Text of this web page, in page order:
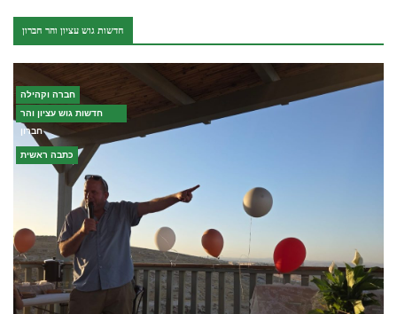
חדשות גוש עציון והר חברון
חברה וקהילה
חדשות גוש עציון והר
חברון
כתבה ראשית